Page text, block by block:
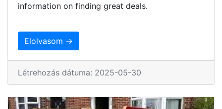
information on finding great deals.
Elolvasom →
Létrehozás dátuma: 2025-05-30